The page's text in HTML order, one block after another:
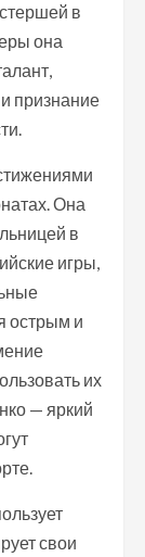
в
она
признание
Она
в
игры,
острым и
их
— яркий
свои